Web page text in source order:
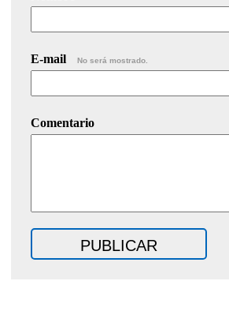
E-mail No será mostrado.
Comentario